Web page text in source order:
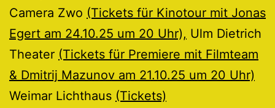
Camera Zwo (Tickets für Kinotour mit Jonas
Egert am 24.10.25 um 20 Uhr), Ulm Dietrich
Theater (Tickets für Premiere mit Filmteam
& Dmitrij Mazunov am 21.10.25 um 20 Uhr)
Weimar Lichthaus (Tickets)